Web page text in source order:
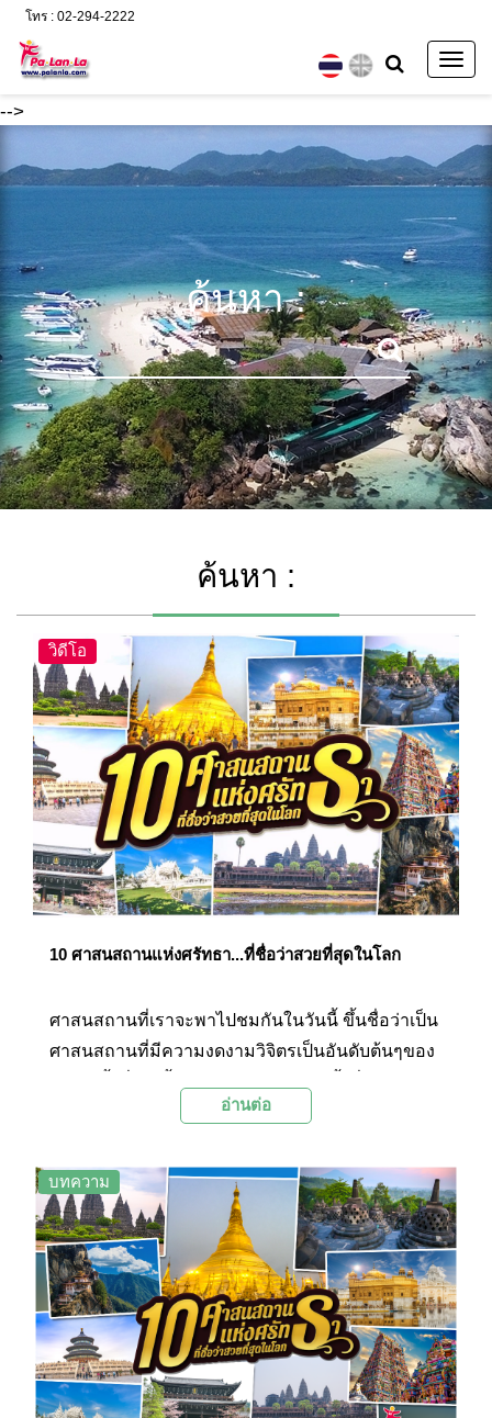
-->
โทร : 02-294-2222
ค้นหา :
ค้นหา :
วิดีโอ
10 ศาสนสถานแห่งศรัทธา...ที่ชื่อว่าสวยที่สุดในโลก
ศาสนสถานที่เราจะพาไปชมกันในวันนี้ ขึ้นชื่อว่าเป็น
ศาสนสถานที่มีความงดงามวิจิตรเป็นอันดับต้นๆของ
การรังสรรค์ของธรรมชาติ ซึ่งล้วนเป็นผลงานที่
ความงดงามที่ปรากฏให้เห็นอย่างเด่นชัด แต่กลับ
สะท้อนถึงวัฒนธรรมความเป็นอยู่ของคนพื้นเมือง
และความศรัทธาของผู้คนออกมาได้เป็นอย่างดี จาก
องค์ประกอบทั้งหมดทั้งมวลที่กล่าวมาข้างต้น ถูก
ผสมผสานกันออกมาอย่างมีเสน่ห์และลงตัว จนได้รับ
การขนานนามว่าเป็น ศาสนสถานที่สวยงามที่สุดโลก
และควรค่าแก่การไปเยือนเป็นอย่างยิ่งค่ะ
อ่านต่อ
บทความ